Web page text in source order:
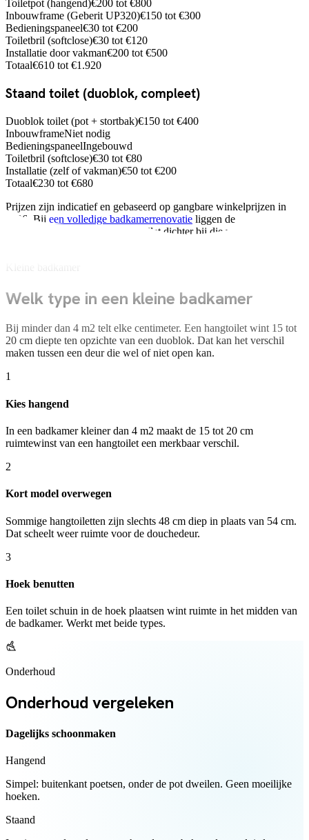
Toiletpot (hangend)€200 tot €800
Inbouwframe (Geberit UP320)€150 tot €300
Bedieningspaneel€30 tot €200
Toiletbril (softclose)€30 tot €120
Installatie door vakman€200 tot €500
Totaal€610 tot €1.920
Staand toilet (duoblok, compleet)
Duoblok toilet (pot + stortbak)€150 tot €400
InbouwframeNiet nodig
BedieningspaneelIngebouwd
Toiletbril (softclose)€30 tot €80
Installatie (zelf of vakman)€50 tot €200
Totaal€230 tot €680
Prijzen zijn indicatief en gebaseerd op gangbare winkelprijzen in
2026. Bij een volledige badkamerrenovatie liggen de
installatiekosten voor een hangtoilet dichter bij die van een staand
Welk type in een kleine badkamer
Bij minder dan 4 m2 telt elke centimeter. Een hangtoilet wint 15 tot
20 cm diepte ten opzichte van een duoblok. Dat kan het verschil
maken tussen een deur die wel of niet open kan.
1
Kies hangend
In een badkamer kleiner dan 4 m2 maakt de 15 tot 20 cm
ruimtewinst van een hangtoilet een merkbaar verschil.
2
Kort model overwegen
Sommige hangtoiletten zijn slechts 48 cm diep in plaats van 54 cm.
Dat scheelt weer ruimte voor de douchedeur.
3
Hoek benutten
Een toilet schuin in de hoek plaatsen wint ruimte in het midden van
de badkamer. Werkt met beide types.
Onderhoud
Onderhoud vergeleken
Dagelijks schoonmaken
Hangend
Simpel: buitenkant poetsen, onder de pot dweilen. Geen moeilijke
hoeken.
Staand